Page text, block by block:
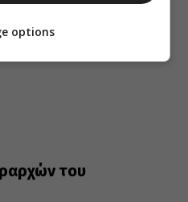
του
options